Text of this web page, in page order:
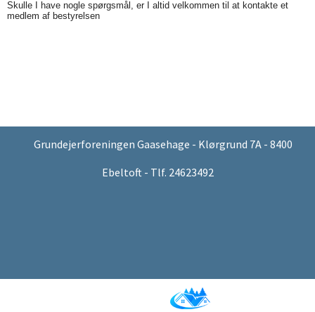
Skulle I have nogle spørgsmål, er I altid velkommen til at kontakte et
medlem af bestyrelsen
Grundejerforeningen Gaasehage - Klørgrund 7A - 8400
Ebeltoft - Tlf. 24623492